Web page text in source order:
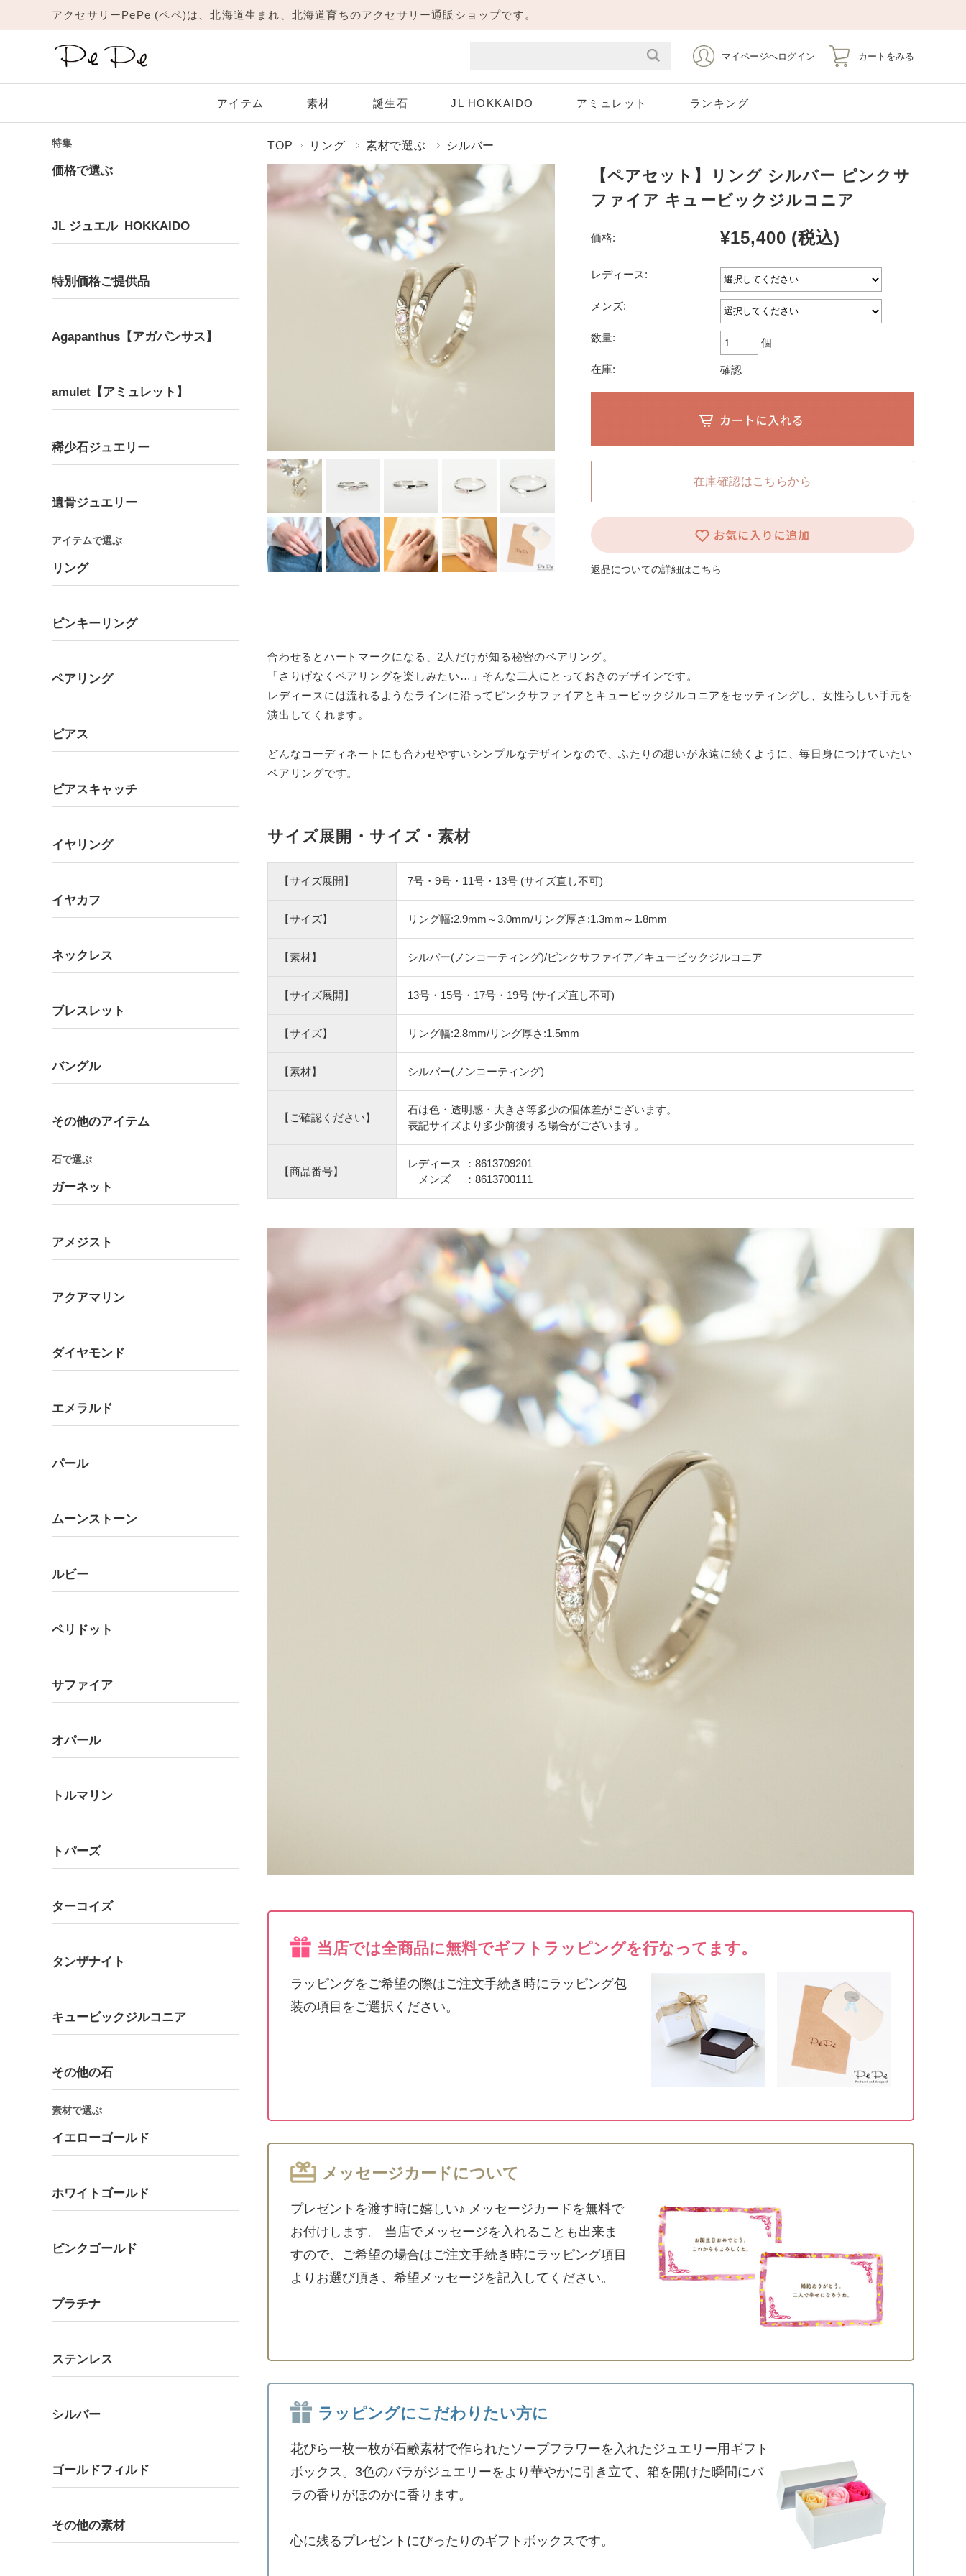
アクセサリーPePe (ペペ)は、北海道生まれ、北海道育ちのアクセサリー通販ショップです。
マイページへログイン カートをみる
アイテム
リング
Necklace
ネックレス
Earrings
イヤリング
Pierce Catch
ピアスキャッチ
素材
Platinum
プラチナ
イエローゴールド
White Gold
ホワイトゴールド
ピンクゴールド
Silver
シルバー
Stainless
ステンレス
誕生石
1月 ガーネット
2月 アメジスト
Aquamarine
3月 アクアマリン
4月 ダイヤモンド
Emerald
5月 エメラルド
Pearl
6月 パール
Peridot
8月 ペリドット
Opal
Tourmaline
10月 トルマリン
Topaz
Tanzanite
12月 タンザナイト
JL HOKKAIDO
JL
JL HOKKAIDO ホームページ
アミュレット
Amulet
ネックレス
Amulet アミュレット 商品一覧
ランキング
TOP リング 素材で選ぶ シルバー
【ペアセット】リング シルバー ピンクサ
ファイア キュービックジルコニア
価格: ¥15,400 (税込)
レディース:
メンズ:
数量: 個
在庫: 確認
在庫確認はこちらから
返品についての詳細はこちら
合わせるとハートマークになる、2人だけが知る秘密のペアリング。
「さりげなくペアリングを楽しみたい…」そんな二人にとっておきのデザインです。
レディースには流れるようなラインに沿ってピンクサファイアとキュービックジルコニアをセッティングし、女性らしい手元を
演出してくれます。
どんなコーディネートにも合わせやすいシンプルなデザインなので、ふたりの想いが永遠に続くように、毎日身につけていたい
ペアリングです。
サイズ展開・サイズ・素材
【サイズ展開】 7号・9号・11号・13号 (サイズ直し不可)
【サイズ】 リング幅:2.9mm～3.0mm/リング厚さ:1.3mm～1.8mm
【素材】 シルバー(ノンコーティング)/ピンクサファイア／キュービックジルコニア
【サイズ展開】 13号・15号・17号・19号 (サイズ直し不可)
【サイズ】 リング幅:2.8mm/リング厚さ:1.5mm
【素材】 シルバー(ノンコーティング)
【ご確認ください】
石は色・透明感・大きさ等多少の個体差がございます。
表記サイズより多少前後する場合がございます。
【商品番号】
レディース ：8613709201
メンズ ：8613700111
当店では全商品に無料でギフトラッピングを行なってます。
ラッピングをご希望の際はご注文手続き時にラッピング包
装の項目をご選択ください。
メッセージカードについて
プレゼントを渡す時に嬉しい♪ メッセージカードを無料で
お付けします。 当店でメッセージを入れることも出来ま
すので、ご希望の場合はご注文手続き時にラッピング項目
よりお選び頂き、希望メッセージを記入してください。
ラッピングにこだわりたい方に
花びら一枚一枚が石鹸素材で作られたソープフラワーを入れたジュエリー用ギフト
ボックス。3色のバラがジュエリーをより華やかに引き立て、箱を開けた瞬間にバ
ラの香りがほのかに香ります。
心に残るプレゼントにぴったりのギフトボックスです。
特集
価格で選ぶ
JL ジュエル_HOKKAIDO
特別価格ご提供品
Agapanthus【アガパンサス】
amulet【アミュレット】
稀少石ジュエリー
遺骨ジュエリー
アイテムで選ぶ
リング
ピンキーリング
ペアリング
ピアス
ピアスキャッチ
イヤリング
イヤカフ
ネックレス
ブレスレット
バングル
その他のアイテム
石で選ぶ
ガーネット
アメジスト
アクアマリン
ダイヤモンド
エメラルド
パール
ムーンストーン
ルビー
ペリドット
サファイア
オパール
トルマリン
トパーズ
ターコイズ
タンザナイト
キュービックジルコニア
その他の石
素材で選ぶ
イエローゴールド
ホワイトゴールド
ピンクゴールド
プラチナ
ステンレス
シルバー
ゴールドフィルド
その他の素材